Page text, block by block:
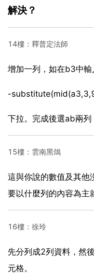
解決？
14樓：釋普定法師
增加一列，如在b3中輸
-
下拉。完成後選ab兩列
15樓：雲南黑鴿
這與你說的數值及其他
要以什麼列的內容為主
16樓：徐玲
先分列成2列資料，然
元格。